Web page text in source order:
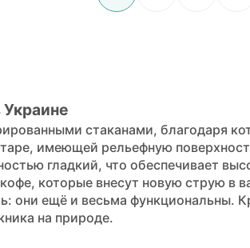
стаканами, благодаря
имеющей рельефную
гладкий, что обеспечивает
которые внесут новую струю в
ещё и весьма функциональны.
на природе.